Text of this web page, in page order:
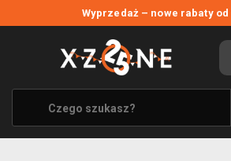
Wyprzedaż – nowe rabaty
WYPRZEDAŻ
WSZYSTKIE MARKI
XZONE ORIGINALS
UBRANIA I AKCESORIA